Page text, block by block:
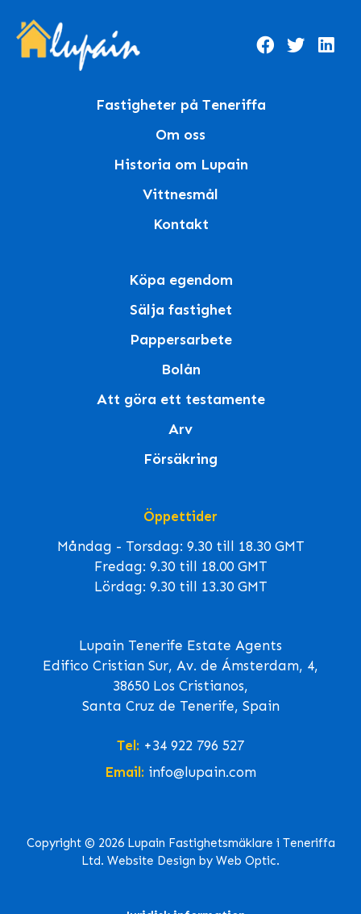
Fastigheter på Teneriffa
Om oss
Historia om Lupain
Vittnesmål
Kontakt
Köpa egendom
Sälja fastighet
Pappersarbete
Bolån
Att göra ett testamente
Arv
Försäkring
Öppettider
Måndag - Torsdag: 9.30 till 18.30 GMT
Fredag: 9.30 till 18.00 GMT
Lördag: 9.30 till 13.30 GMT
Lupain Tenerife Estate Agents
Edifico Cristian Sur, Av. de Ámsterdam, 4,
38650 Los Cristianos,
Santa Cruz de Tenerife, Spain
Tel: +34 922 796 527
Email: info@lupain.com
Copyright © 2026 Lupain Fastighetsmäklare i Teneriffa
Ltd. Website Design by Web Optic.